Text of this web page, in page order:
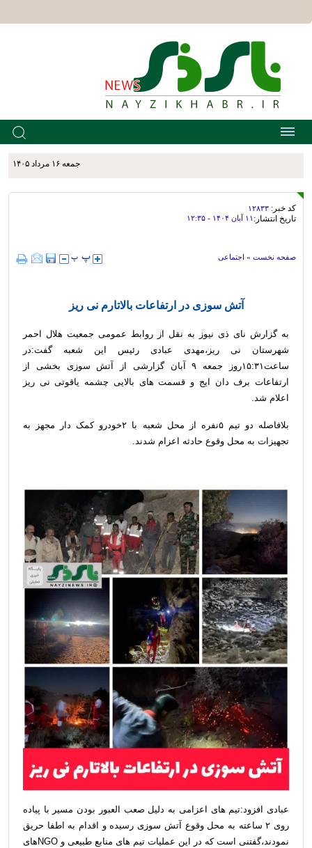
جمعه ۱۶ مرداد ۱۴۰۵
کد خبر: ۱۲۸۳۳
تاریخ انتشار: ۱۱ آبان ۱۴۰۴ - ۱۲:۳۵
صفحه نخست » اجتماعی
آتش سوزی در ارتفاعات بالاتارم نی ریز
به گزارش نای ذی نیوز به نقل از روابط عمومی جمعیت هلال احمر
شهرستان نی ریز،مهدی عبادی رئیس این شعبه گفت:در
ساعت۱۵:۳۱روز جمعه ۹ آبان گزارشی از آتش سوزی بخشی از
ارتفاعات برف دان ایج و قسمت های بالایی چشمه یاقوتی نی ریز
اعلام شد.
بلافاصله دو تیم ۵نفره از محل شعبه با ۲خودرو کمک دار مجهز به
تجهیزات به محل وقوع حادثه اعزام شدند.
عبادی افزود:تیم های اعزامی به دلیل صعب العبور بودن مسیر با پیاده
روی ۲ ساعته به محل وقوع آتش سوزی رسیده و اقدام به اطفا حریق
نمودند،گفتنی است که در این عملیات تیم های منابع طبیعی و NGOهای